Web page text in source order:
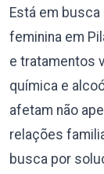
Está em
feminina em
e tratamentos
química e
afetam não
relações
busca por